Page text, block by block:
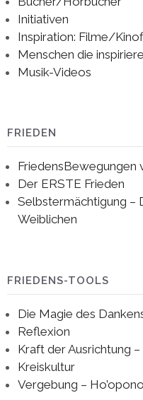
Initiativen
Inspiration: Filme/
Menschen die
Musik-Videos
FRIEDEN
FriedensBewegungen
Der ERSTE Frieden
Selbstermächtigung –
Weiblichen
FRIEDENS-TOOLS
Die Magie des
Reflexion
Kraft der Ausrichtung –
Kreiskultur
Vergebung –